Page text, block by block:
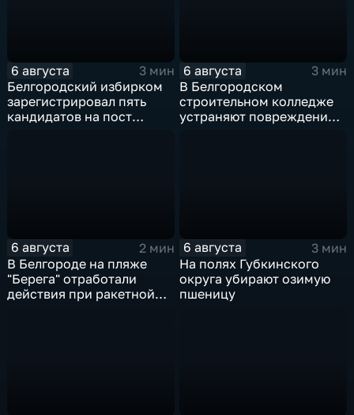
6 августа
3 мин
Белгородский избирком
зарегистрировал пять
кандидатов на пост
6 августа
3 мин
В Белгородском
строительном колледже
устраняют повреждения
6 августа
2 мин
В Белгороде на пляже
"Берега" отработали
действия при ракетной
6 августа
3 мин
На полях Губкинского
округа убирают озимую
пшеницу